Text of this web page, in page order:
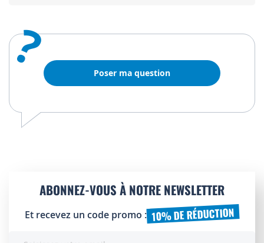
? Poser ma question
ABONNEZ-VOUS À NOTRE NEWSLETTER
Et recevez un code promo : 10% DE RÉDUCTION